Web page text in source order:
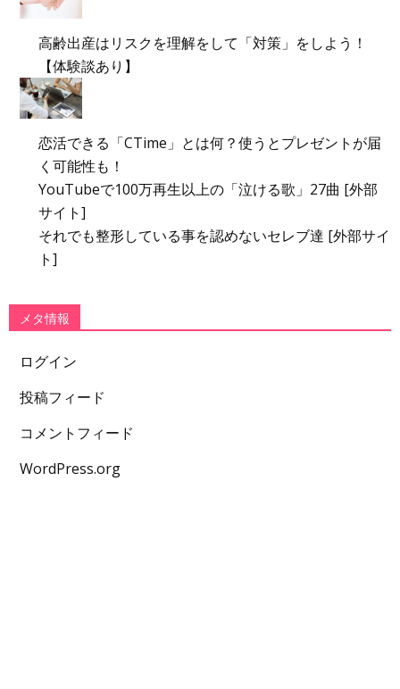
高齢出産はリスクを理解をして「対策」をしよう！
【体験談あり】
恋活できる「CTime」とは何？使うとプレゼントが届
く可能性も！
YouTubeで100万再生以上の「泣ける歌」27曲 [外部
サイト]
それでも整形している事を認めないセレブ達 [外部サイ
ト]
メタ情報
ログイン
投稿フィード
コメントフィード
WordPress.org